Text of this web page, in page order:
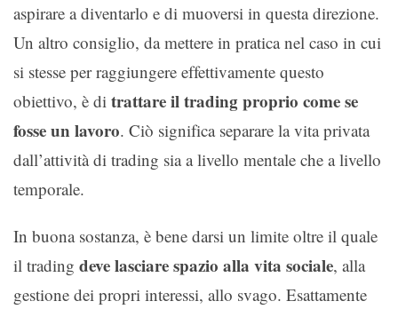
aspirare a diventarlo e di muoversi in questa direzione.
Un altro consiglio, da mettere in pratica nel caso in cui
si stesse per raggiungere effettivamente questo
obiettivo, è di trattare il trading proprio come se
fosse un lavoro. Ciò significa separare la vita privata
dall’attività di trading sia a livello mentale che a livello
temporale.
In buona sostanza, è bene darsi un limite oltre il quale
il trading deve lasciare spazio alla vita sociale, alla
gestione dei propri interessi, allo svago. Esattamente